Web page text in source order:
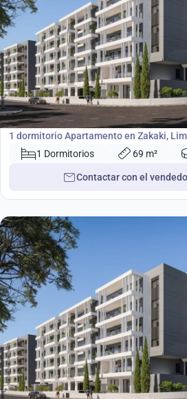
€268 000
Apartamento
1 dormitorio Apartamento en Zakaki,
1 Dormitorios
69 m²
Contactar con el
€355 000